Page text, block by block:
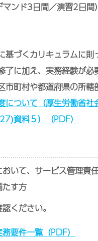
ンド3日間／演習2日間）
基づくカリキュラムに
了に加え、実務経験が
町村や都道府県の所轄
について（厚生労働省
資料５）（PDF）
いて、サービス管理責
す方
ください。
要件一覧（PDF）